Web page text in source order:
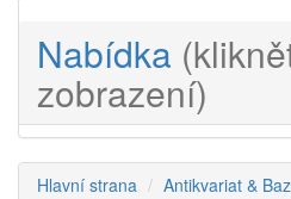
Nabídka
zobrazení)
Hlavní strana Antikvariat &